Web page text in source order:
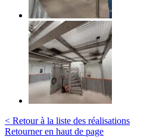
< Retour à la liste des réalisations
Retourner en haut de page